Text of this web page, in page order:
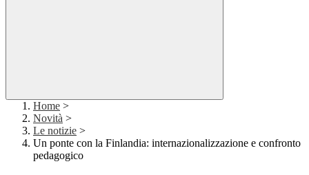
Home >
Novità >
Le notizie >
Un ponte con la Finlandia: internazionalizzazione e confronto
pedagogico